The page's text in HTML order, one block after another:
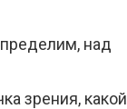
над
зрения, какой